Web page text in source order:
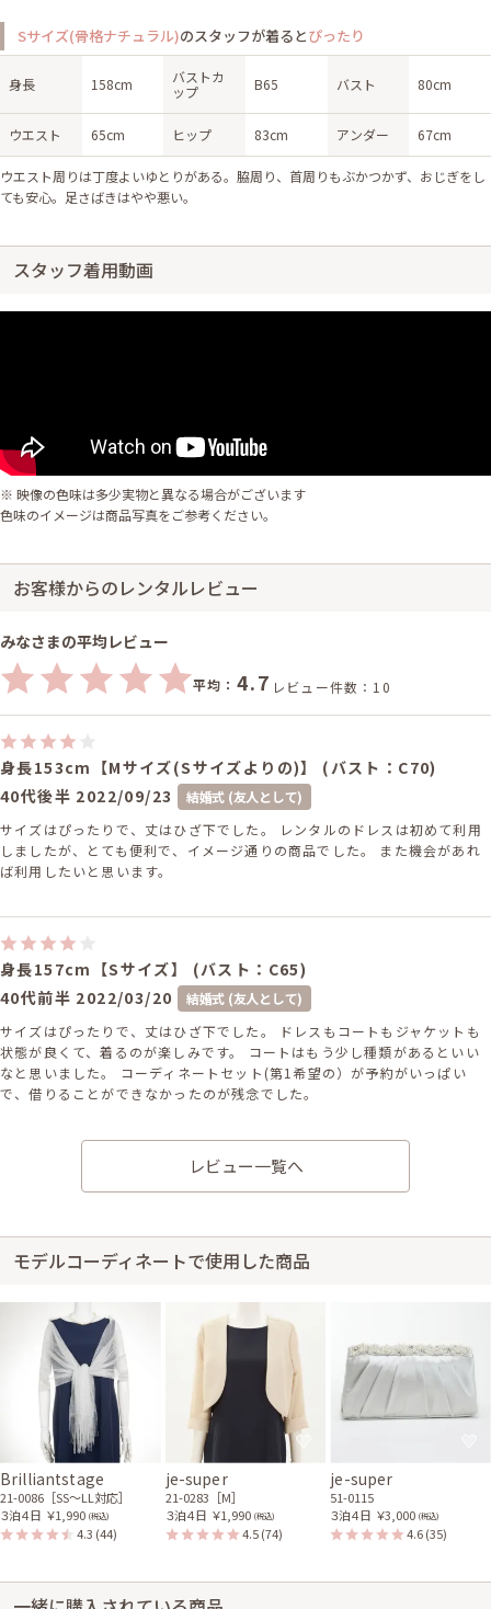
Sサイズ(骨格ナチュラル)のスタッフが着るとぴったり
身長 158cm
バストカ
ップ
B65 バスト 80cm
ウエスト 65cm ヒップ 83cm アンダー 67cm
ウエスト周りは丁度よいゆとりがある。脇周り、首周りもぶかつかず、おじぎをし
ても安心。足さばきはやや悪い。
スタッフ着用動画
※ 映像の色味は多少実物と異なる場合がございます
色味のイメージは商品写真をご参考ください。
お客様からのレンタルレビュー
みなさまの平均レビュー
平均： 4.7 レビュー件数：10
身長153cm【Mサイズ(Sサイズよりの)】 (バスト：C70)
40代後半 2022/09/23
結婚式 (友人として)
サイズはぴったりで、丈はひざ下でした。 レンタルのドレスは初めて利用
しましたが、とても便利で、イメージ通りの商品でした。 また機会があれ
ば利用したいと思います。
身長157cm【Sサイズ】 (バスト：C65)
40代前半 2022/03/20
結婚式 (友人として)
サイズはぴったりで、丈はひざ下でした。 ドレスもコートもジャケットも
状態が良くて、着るのが楽しみです。 コートはもう少し種類があるといい
なと思いました。 コーディネートセット(第1希望の）が予約がいっぱい
で、借りることができなかったのが残念でした。
ベージュのスリット入り撥
ーのサテンバッグ
51-0116
身長156cm【Mサイズ】 (バスト：A75)
40代後半 2020/09/20
結婚式 (友人として)
サイズはぴったりで、丈はひざ下でした。 画像で見せていただいた通り
で、形も質感も良く、とてもキレイな商品を届けていただきました。 初め
て利用させていただきましたが、使用して返却までの流れがよくわかりまし
た。 担当者さんからのメッセージがとても嬉しくて、大切に使わせてもら
おうと思いました。
レンタル/購入した商品
21-0169
レビュー一覧へ
モデルコーディネートで使用した商品
Brilliantstage
21-0086［SS〜LL対応］
３泊４日 ￥1,990 (税込)
4.3 (44)
je-super
21-0283［M］
３泊４日 ￥1,990 (税込)
4.5(74)
je-super
51-0115
３泊４日 ￥3,000 (税込)
4.6(35)